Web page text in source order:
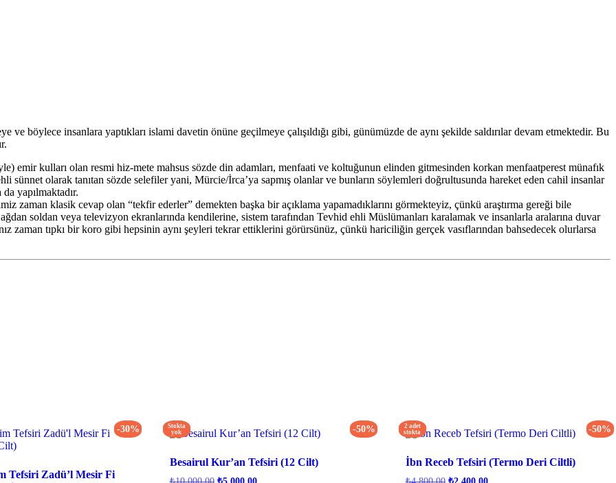
böylece insanlara yaptıkları islami davetin önüne geçilmeye çalışıldığı gibi, günümüzde de aynı şekilde saldırılar devam etmektedir. Bu
emir kulları olan resmi hiz-mete mahsus sözde din adamları, menfaati ve koltuğunun elinden gitmesinden korkan menfaatperest münafık
sünnet olarak tanıtan sözde selefiler yani, Mürcie/İrca’ya sapmış olanlar ve bunların söylemleri doğrultusunda hareket eden cahil insanlar
yapılmaktadır.
zaman klasik cevap olan “tekfir ederler” demekten başka bir açıklama yapamadıklarını görmekteyiz, çünkü araştırma gereği bile
soldan veya televizyon ekranlarında kendilerine, sistem tarafından Tevhid ehli Müslümanları karalamak ve insanlarla aralarına duvar
zaman tıpkı bir koro gibi hepsinin aynı şeyleri tekrar ettiklerini görürsünüz, çünkü hariciliğin gerçek vasıflarından bahsedecek olurlarsa
-30%
Tefsiri Zadü’l Mesir Fi
Stokta
yok
-50%
Besairul Kur’an Tefsiri (12 Cilt)
Orijinal Şu
2 adet
stokta
-50%
İbn Receb Tefsiri (Termo Deri Ciltli)
Orijinal Şu